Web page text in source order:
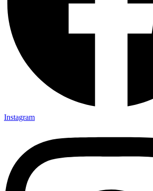
Instagram